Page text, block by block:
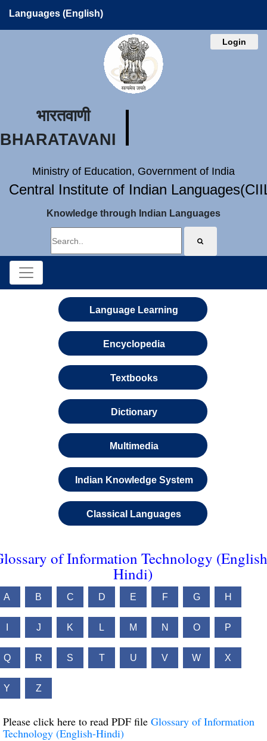
Languages (English)
Login
भारतवाणी
BHARATAVANI
Ministry of Education, Government of India
Central Institute of Indian
Knowledge through Indian Languages
Language Learning
Encyclopedia
Textbooks
Dictionary
Multimedia
Indian Knowledge System
Classical Languages
of Information Technology
Hindi)
A B C D E F G H
J K L M N O P
Q R S T U V W X
Y Z
Please click here to read PDF file Glossary of Information
Technology (English-Hindi)